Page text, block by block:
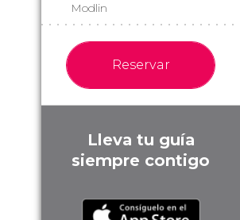
Modlin
Reservar
Lleva tu guía
siempre contigo